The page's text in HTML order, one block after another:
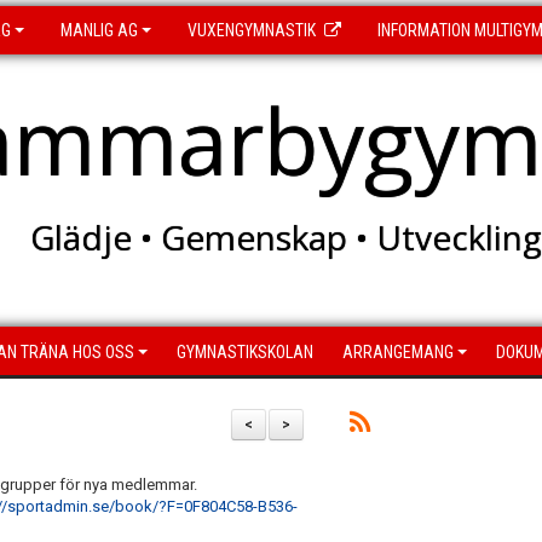
MANLIG AG VUXENGYMNASTIK INFORMATION
Glädje • Gemenskap • Utveckling
TRÄNA HOS OSS GYMNASTIKSKOLAN ARRANGEMANG
>
<
för nya medlemmar.
sportadmin.se/book/?F=0F804C58-B536-